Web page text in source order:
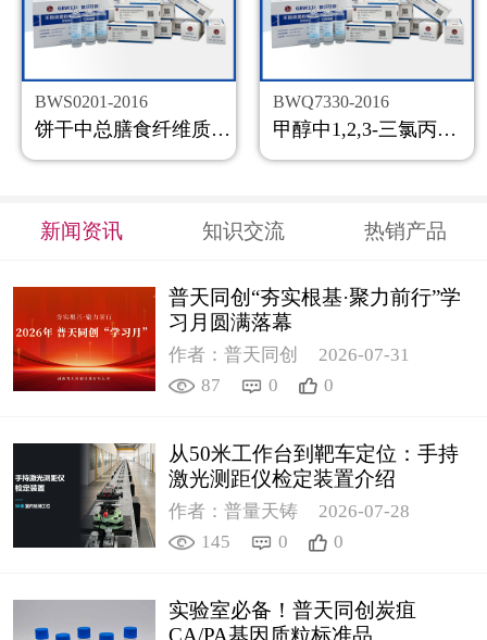
BWS0201-2016
饼干中总膳食纤维质控样品
BWQ7330-2016
甲醇中1,2,3-三氯丙烷溶液标准物质
新闻资讯 知识交流 热销产品
普天同创“夯实根基·聚力前行”学
习月圆满落幕
作者：普天同创
2026-07-31
87
0 0
从50米工作台到靶车定位：手持
激光测距仪检定装置介绍
作者：普量天铸
2026-07-28
145
0 0
实验室必备！普天同创炭疽
CA/PA基因质粒标准品